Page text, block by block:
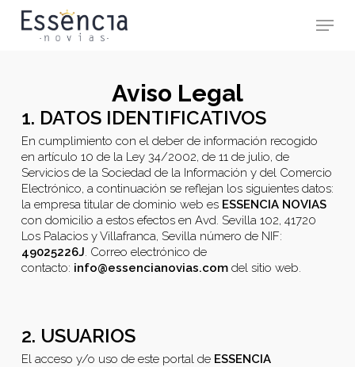
Skip
Menu
Aviso Legal
1. DATOS IDENTIFICATIVOS
En cumplimiento con el deber de información recogido
en artículo 10 de la Ley 34/2002, de 11 de julio, de
Servicios de la Sociedad de la Información y del Comercio
Electrónico, a continuación se reflejan los siguientes datos:
la empresa titular de dominio web es ESSENCIA NOVIAS
con domicilio a estos efectos en Avd. Sevilla 102, 41720
Los Palacios y Villafranca, Sevilla número de NIF:
49025226J. Correo electrónico de
contacto: info@essencianovias.comdel sitio web.
2. USUARIOS
El acceso y/o uso de este portal de ESSENCIA